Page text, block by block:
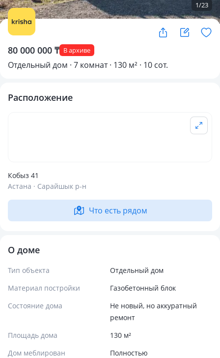
1/23
80 000 000 ₸ В архиве
Отдельный дом · 7 комнат · 130 м² · 10 сот.
Расположение
Кобыз 41
Астана · Сарайшык р-н
Что есть рядом
О доме
Тип объекта
Отдельный дом
Материал постройки
Газобетонный блок
Состояние дома
Не новый, но аккуратный
ремонт
Площадь дома
130 м²
Дом меблирован
Полностью